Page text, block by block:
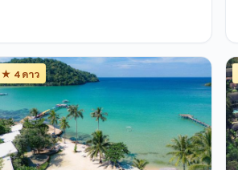
★ 4 ดาว